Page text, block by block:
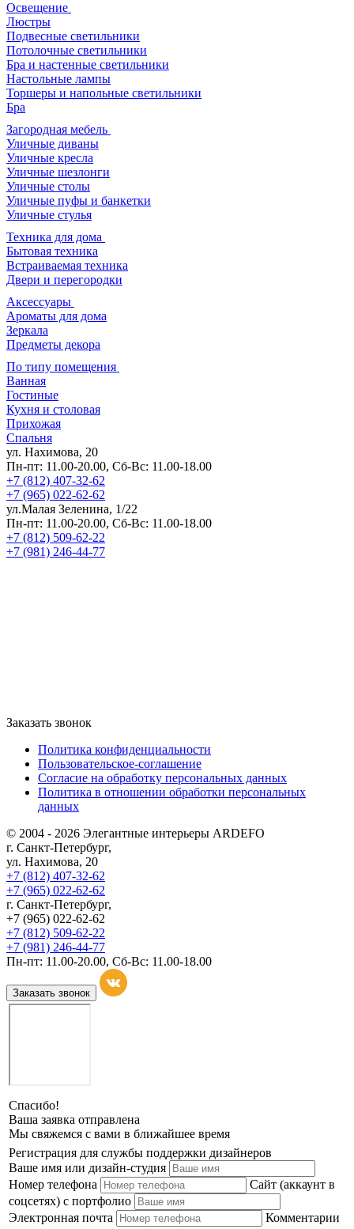
Освещение
Люстры
Подвесные светильники
Потолочные светильники
Бра и настенные светильники
Настольные лампы
Торшеры и напольные светильники
Бра
Загородная мебель
Уличные диваны
Уличные кресла
Уличные шезлонги
Уличные столы
Уличные пуфы и банкетки
Уличные стулья
Техника для дома
Бытовая техника
Встраиваемая техника
Двери и перегородки
Аксессуары
Ароматы для дома
Зеркала
Предметы декора
По типу помещения
Ванная
Гостиные
Кухня и столовая
Прихожая
Спальня
ул. Нахимова, 20
Пн-пт: 11.00-20.00, Сб-Вс: 11.00-18.00
+7 (812) 407-32-62
+7 (965) 022-62-62
ул.Малая Зеленина, 1/22
Пн-пт: 11.00-20.00, Сб-Вс: 11.00-18.00
+7 (812) 509-62-22
+7 (981) 246-44-77
Заказать звонок
Политика конфиденциальности
Пользовательское-соглашение
Согласие на обработку персональных данных
Политика в отношении обработки персональных
данных
© 2004 - 2026 Элегантные интерьеры ARDEFO
г. Санкт-Петербург,
ул. Нахимова, 20
+7 (812) 407-32-62
+7 (965) 022-62-62
г. Санкт-Петербург,
+7 (965) 022-62-62
+7 (812) 509-62-22
+7 (981) 246-44-77
Пн-пт: 11.00-20.00, Сб-Вс: 11.00-18.00
Заказать звонок
Спасибо!
Ваша заявка отправлена
Мы свяжемся с вами в ближайшее время
Регистрация для службы поддержки дизайнеров
Ваше имя или дизайн-студия
Номер телефона
Сайт (аккаунт в
соцсетях) с портфолио
Электронная почта
Комментарии